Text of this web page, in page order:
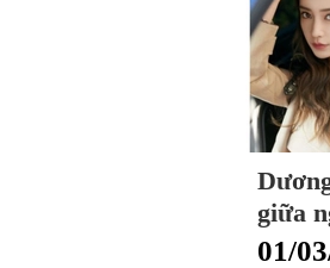
giữa
01/